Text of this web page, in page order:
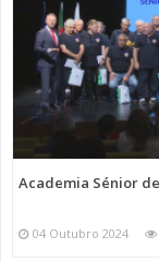
Academia Sénior
04 Outubro 2024